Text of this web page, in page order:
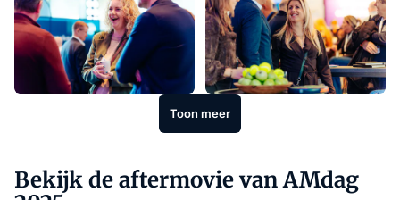
Toon meer
Bekijk de aftermovie van AMdag